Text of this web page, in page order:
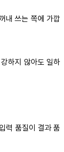
내 쓰는 쪽에 가깝
하지 않아도 일하
력 품질이 결과 품